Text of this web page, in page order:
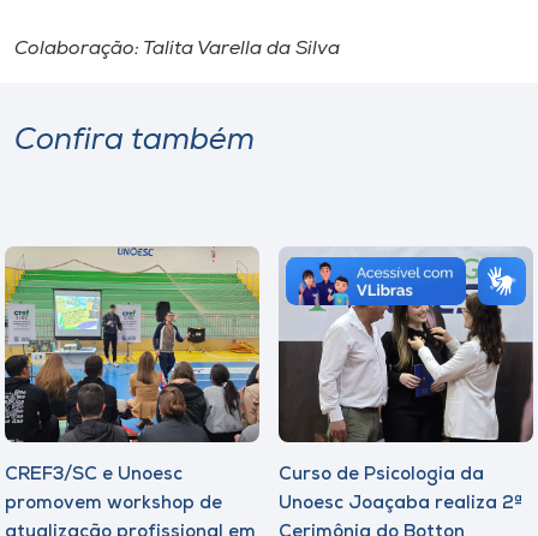
Colaboração: Talita Varella da Silva
Confira também
CREF3/SC e Unoesc
promovem workshop de
Curso de Psicologia da
Unoesc Joaçaba realiza 2ª